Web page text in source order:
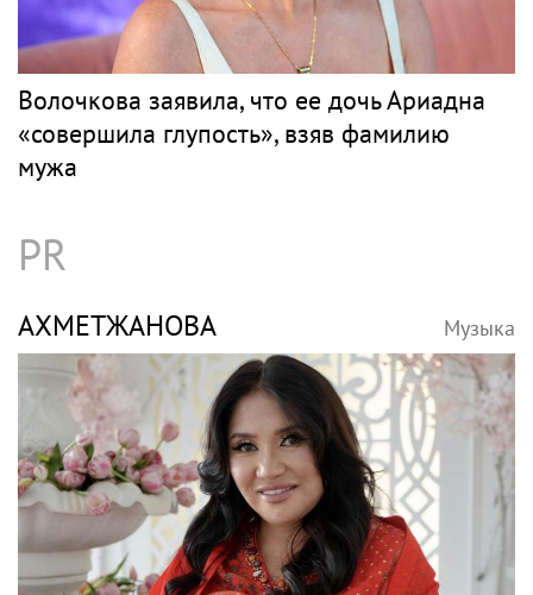
Волочкова заявила, что ее дочь Ариадна
«совершила глупость», взяв фамилию
мужа
PR
АХМЕТЖАНОВА Музыка